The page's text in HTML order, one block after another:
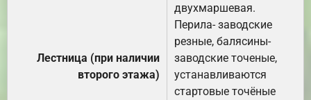
Лестница (при наличии
второго этажа)
двухмаршевая.
Перила- заводские
резные, балясины-
заводские точеные,
устанавливаются
стартовые точёные